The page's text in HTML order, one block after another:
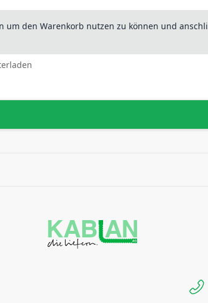
um den Warenkorb nutzen zu können und